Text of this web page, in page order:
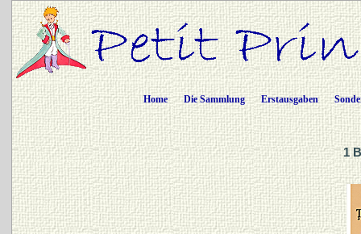
Home Die Sammlung Erstausgaben
1